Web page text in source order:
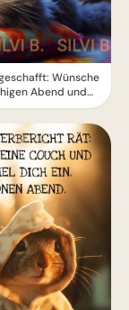
Wünsche
Abend und